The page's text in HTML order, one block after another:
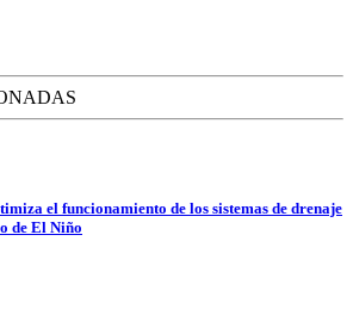
el funcionamiento de los sistemas de drenaje
de El Niño